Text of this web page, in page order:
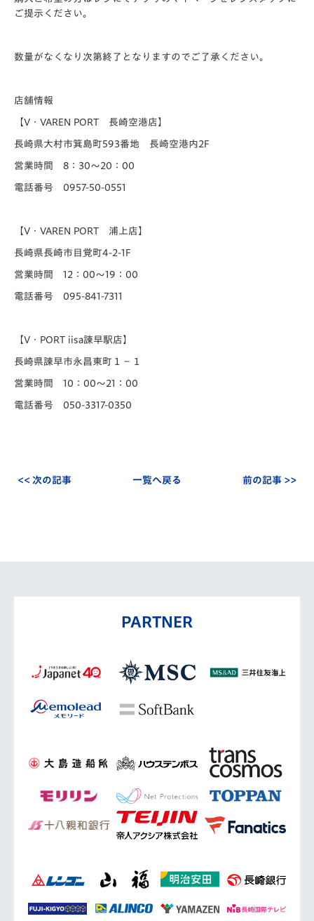
ご提示ください。
数量がなくなり次第終了となりますのでご了承ください。
店舗情報
【V・VAREN PORT 長崎空港店】
長崎県大村市箕島町593番地 長崎空港内2F
営業時間 8：30～20：00
電話番号 0957-50-0551
【V・VAREN PORT 浦上店】
長崎県長崎市目覚町4-2-1F
営業時間 12：00～19：00
電話番号 095-841-7311
【V・PORT iisa諫早駅店】
長崎県諫早市永昌東町１−１
営業時間 10：00～21：00
電話番号 050-3317-0350
<< 次の記事 一覧へ戻る 前の記事 >>
PARTNER